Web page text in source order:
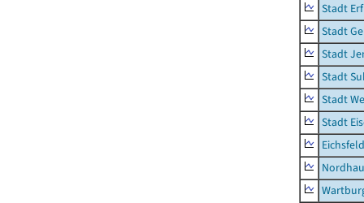
Stadt
Stadt
Stadt
Stadt
Stadt
Stadt
Eichsfeld